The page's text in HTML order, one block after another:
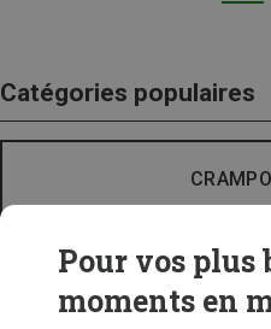
Catégories populaires
Pour vos plus
moments en